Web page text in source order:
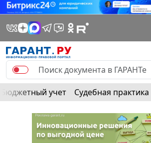
Бюджетный учет Судебная практика